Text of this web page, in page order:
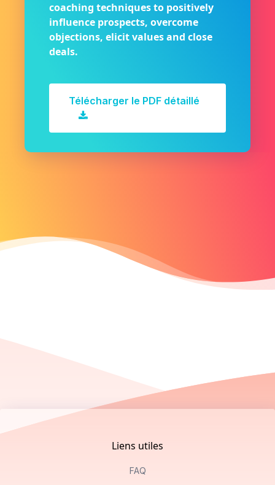
coaching techniques to positively
influence prospects, overcome
objections, elicit values and close
deals.
Télécharger le PDF détaillé
Liens utiles
FAQ